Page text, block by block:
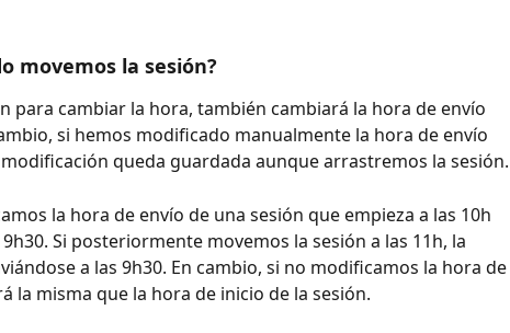
movemos la sesión?
para cambiar la hora, también cambiará la hora de envío
si hemos modificado manualmente la hora de envío
queda guardada aunque arrastremos la sesión.
la hora de envío de una sesión que empieza a las 10h
Si posteriormente movemos la sesión a las 11h, la
a las 9h30. En cambio, si no modificamos la hora de
la misma que la hora de inicio de la sesión.